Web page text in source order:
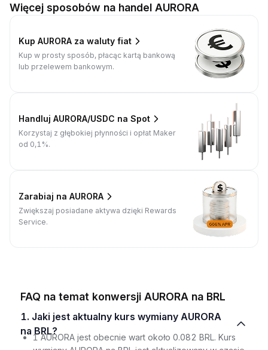
Więcej sposobów na handel AURORA
Kup AURORA za waluty fiat
Kup w prosty sposób, płacąc kartą bankową
lub przelewem bankowym.
Handluj AURORA/USDC na Spot
Korzystaj z głębokiej płynności i opłat Maker
od 0,1%.
Zarabiaj na AURORA
Zwiększaj posiadane aktywa dzięki Rewards
Service.
FAQ na temat konwersji AURORA na BRL
1. Jaki jest aktualny kurs wymiany AURORA
na BRL?
1 AURORA jest obecnie wart około 0.082 BRL. Kurs